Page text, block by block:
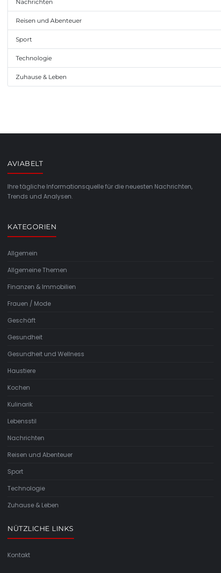
Nachrichten
Reisen und Abenteuer
Sport
Technologie
Zuhause & Leben
AVIABELT
Ihre tägliche Informationsquelle für die neuesten Nachrichten,
Trends und Analysen.
KATEGORIEN
Allgemein
Allgemeine Themen
Finanzen & Immobilien
Frauen / Mode
Geschäft
Gesundheit
Gesundheit und Wellness
Haustiere
Kochen
Kulinarik
Lebensstil
Nachrichten
Reisen und Abenteuer
Sport
Technologie
Zuhause & Leben
NÜTZLICHE LINKS
Kontakt